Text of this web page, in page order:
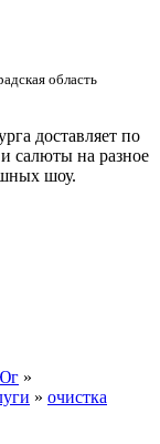
область
доставляет по
салюты на разное
шоу.
»
» очистка